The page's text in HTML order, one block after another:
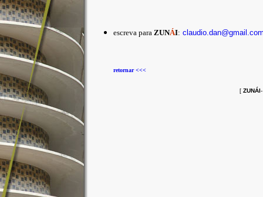
escreva para ZUNÁI:
retornar <<<
[ ZUNÁI